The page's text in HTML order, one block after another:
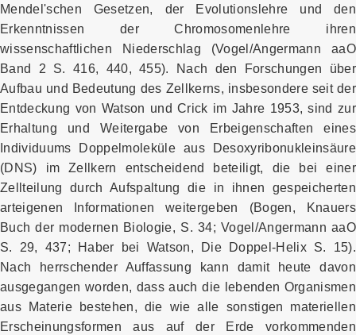
Mendel'schen Gesetzen, der Evolutionslehre und den
Erkenntnissen der Chromosomenlehre ihren
wissenschaftlichen Niederschlag (Vogel/Angermann aaO
Band 2 S. 416, 440, 455). Nach den Forschungen über
Aufbau und Bedeutung des Zellkerns, insbesondere seit der
Entdeckung von Watson und Crick im Jahre 1953, sind zur
Erhaltung und Weitergabe von Erbeigenschaften eines
Individuums Doppelmoleküle aus Desoxyribonukleinsäure
(DNS) im Zellkern entscheidend beteiligt, die bei einer
Zellteilung durch Aufspaltung die in ihnen gespeicherten
arteigenen Informationen weitergeben (Bogen, Knauers
Buch der modernen Biologie, S. 34; Vogel/Angermann aaO
S. 29, 437; Haber bei Watson, Die Doppel-Helix S. 15).
Nach herrschender Auffassung kann damit heute davon
ausgegangen worden, dass auch die lebenden Organismen
aus Materie bestehen, die wie alle sonstigen materiellen
Erscheinungsformen aus auf der Erde vorkommenden